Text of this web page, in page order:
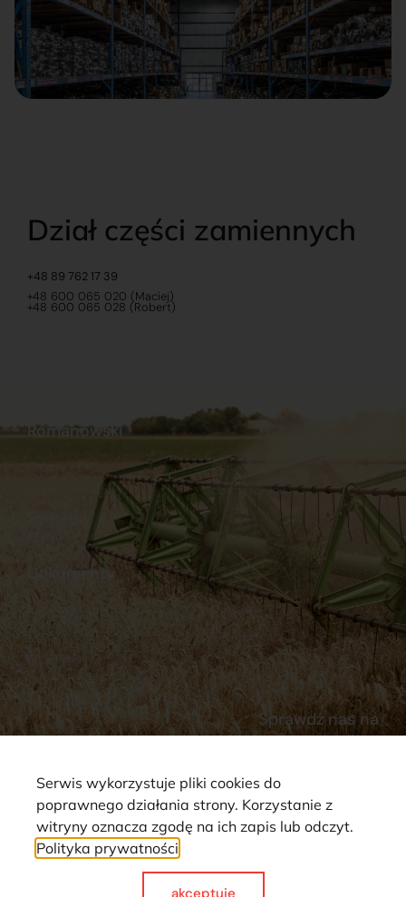
Dział części zamiennych
+48 89 762 17 39
+48 600 065 020 (Maciej)
+48 600 065 028 (Robert)
Dokumenty
Regulamin
Polityka prywatności
Reklamacje i zwroty
Dostawy
Płatności
Romanowski
Sklep internetowy
Praca
Ubezpieczenia
Sprawdź nas na
Strona wykorzystuje pliki cookie. Wszystkie prawa zastrzeżone ©
Serwis wykorzystuje pliki cookies do
poprawnego działania strony. Korzystanie z
witryny oznacza zgodę na ich zapis lub odczyt.
Polityka prywatności
akceptuje